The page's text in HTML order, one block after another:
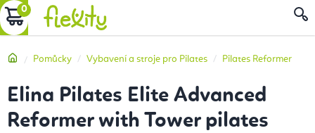
Přejít
na
NÁKUPNÍ
DomůPomůcky Vybavení a stroje pro Pilates Pilates Reformer
Elina Pilates Elite Advanced
Reformer with Tower pilates